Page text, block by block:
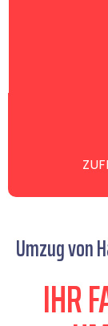
Umzug von
IHR